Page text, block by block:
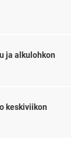
ja alkulohkon
keskiviikon